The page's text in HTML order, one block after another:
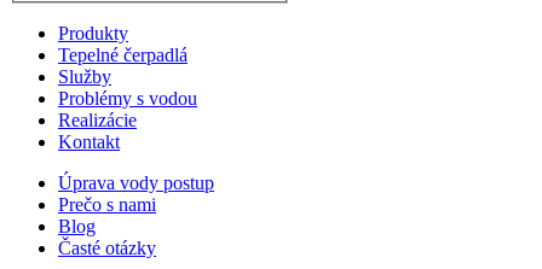
Produkty
Tepelné čerpadlá
Služby
Problémy s vodou
Realizácie
Kontakt
Úprava vody postup
Prečo s nami
Blog
Časté otázky